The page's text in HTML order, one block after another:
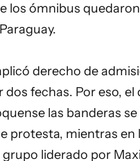
los ómnibus quedaron
derecho de
dos fechas. Por eso, el
las banderas
protesta, mientras en
liderado por